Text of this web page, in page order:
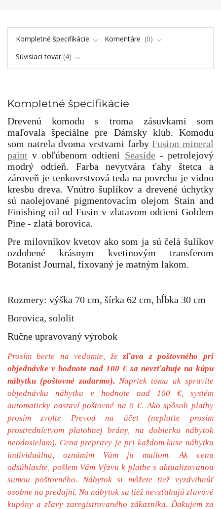
Kompletné špecifikácie Komentáre
0
Súvisiaci tovar 4
Kompletné špecifikácie
Drevenú komodu s troma zásuvkami som
maľovala špeciálne pre Dámsky klub. Komodu
som natrela dvoma vrstvami farbyFusion mineral
paint v obľúbenom odtieni Seaside - petrolejový
modrý odtieň. Farba nevytvára ťahy štetca a
zároveň je tenkovrstvová teda na povrchu je vidno
kresbu dreva. Vnútro šuplíkov a drevené úchytky
sú naolejované pigmentovacím olejom Stain and
Finishing oil od Fusin v zlatavom odtieni Goldem
Pine - zlatá borovica.
Pre milovníkov kvetov ako som ja sú čelá šulíkov
ozdobené krásnym kvetinovým transferom
Botanist Journal, fixovaný je matným lakom.
Rozmery: výška 70 cm, šírka 62 cm, hĺbka 30 cm
Borovica, sololit
Ručne upravovaný výrobok
Prosím berte na vedomie, žezľava z poštovného pri
objednávke v hodnote nad 100 € sa nevzťahuje na kúpu
nábytku (poštovné zadarmo). Napriek tomu ak spravíte
objednávku nábytku v hodnote nad 100 €, systém
automaticky nastaví poštovné na 0 €. Ako spôsob platby
prosím zvolte Prevod na účet (neplaťte prosím
prostredníctvom platobnej brány, na dobierku nábytok
neodosielam). Cena prepravy je pri každom kuse nábytku
individuálna, oznámim Vám ju mailom. Ak cenu
odsúhlasíte, pošlem Vám Výzvu k platbe s aktualizovanou
sumou poštovného. Nábytok si môžete tiež vyzdvihnúť
osobne na predajni.Na nábytok sa tiež nevzťahujú zľavové
kupóny a zľavy zaregistrovaného zákazníka. Ďakujem za